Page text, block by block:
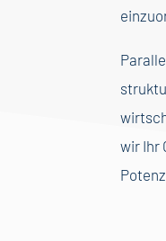
wir Ihr